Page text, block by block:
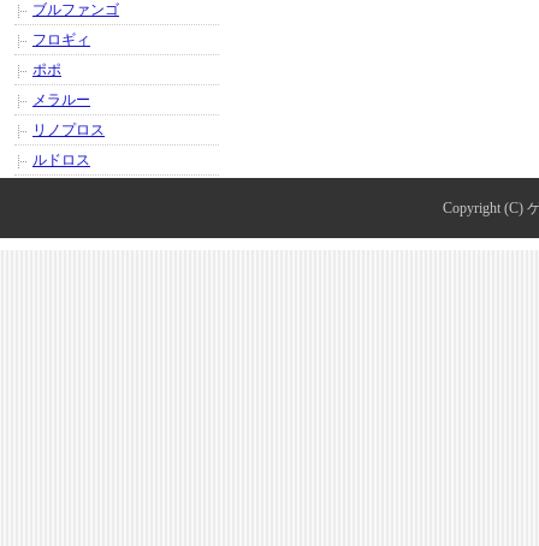
ブルファンゴ
フロギィ
ポポ
メラルー
リノプロス
ルドロス
Copyright (C)